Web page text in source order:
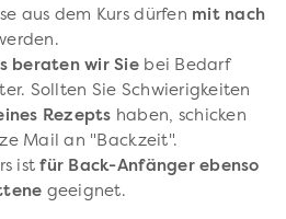
aus dem Kurs dürfen mit nach
beraten wir Siebei Bedarf
Sollten Sie Schwierigkeiten
Rezepts haben, schicken
Mail an "Backzeit".
ist für Back-Anfänger ebenso
geeignet.